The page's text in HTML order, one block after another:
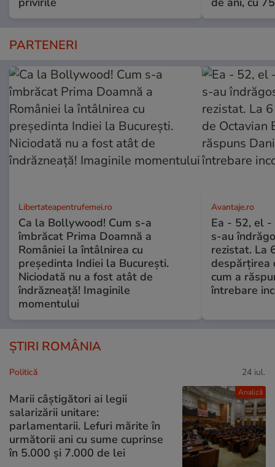
PARTENERI
Libertateapentrufemei.ro
Ca la Bollywood! Cum s-a
îmbrăcat Prima Doamnă a
României la întâlnirea cu
președinta Indiei la București.
Niciodată nu a fost atât de
îndrăzneață! Imaginile
momentului
Avantaje.ro
Ea - 52, el -
s-au
rezistat. La
despărțirea
cum a
întrebare
ȘTIRI ROMÂNIA
Analiză
Politică 24 iul.
Marii câștigători ai legii
salarizării unitare:
parlamentarii. Lefuri mărite în
următorii ani cu sume cuprinse
în 5.000 și 7.000 de lei